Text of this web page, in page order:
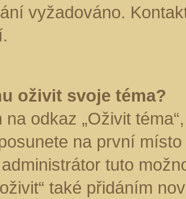
vyžadováno.
oživit svoje téma?
na odkaz „Oživit
na první
tuto
také přidáním